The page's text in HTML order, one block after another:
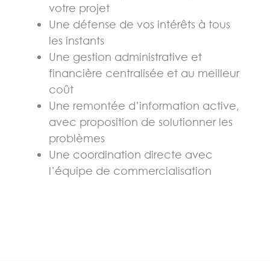
votre projet
Une défense de vos intérêts à tous
les instants
Une gestion administrative et
financière centralisée et au meilleur
coût
Une remontée d’information active,
avec proposition de solutionner les
problèmes
Une coordination directe avec
l’équipe de commercialisation